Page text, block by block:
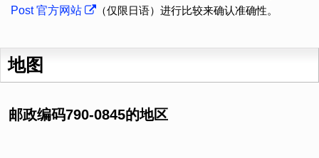
Post 官方网站
（仅限日语）进行比较来确认准确性。
地图
邮政编码790-0845的地区